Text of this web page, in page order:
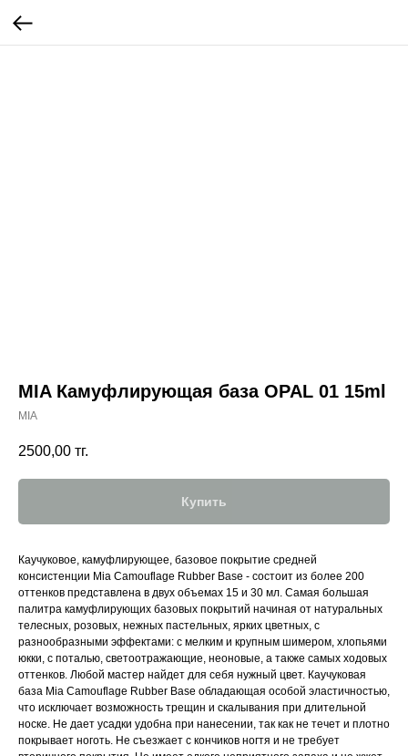
MIA Камуфлирующая база OPAL 01 15ml
MIA
2500,00 тг.
Купить
Каучуковое, камуфлирующее, базовое покрытие средней
консистенции Mia Camouflage Rubber Base - состоит из более 200
оттенков представлена в двух объемах 15 и 30 мл. Самая большая
палитра камуфлирующих базовых покрытий начиная от натуральных
телесных, розовых, нежных пастельных, ярких цветных, с
разнообразными эффектами: с мелким и крупным шимером, хлопьями
юкки, с поталью, светоотражающие, неоновые, а также самых ходовых
оттенков. Любой мастер найдет для себя нужный цвет. Каучуковая
база Mia Camouflage Rubber Base обладающая особой эластичностью,
что исключает возможность трещин и скалывания при длительной
носке. Не дает усадки удобна при нанесении, так как не течет и плотно
покрывает ноготь. Не съезжает с кончиков ногтя и не требует